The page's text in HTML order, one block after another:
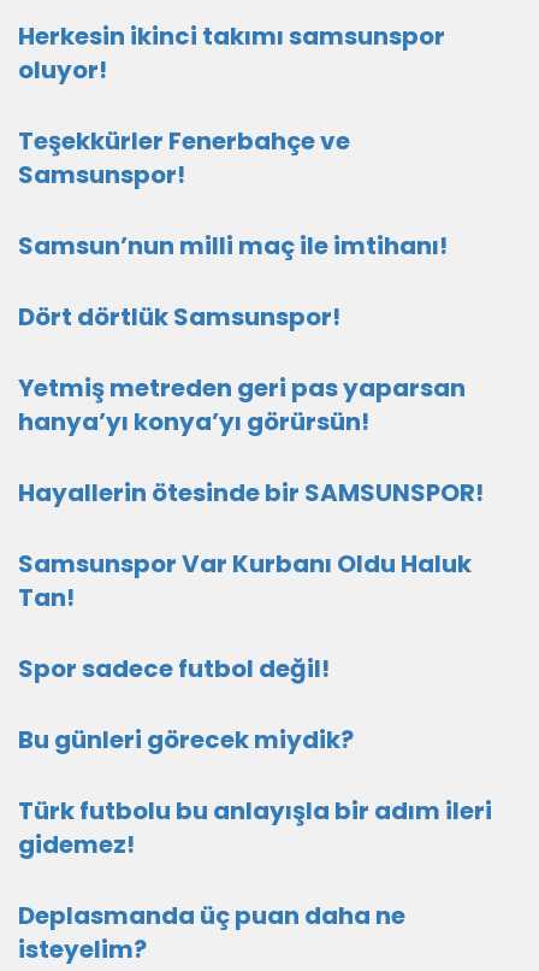
Herkesin ikinci takımı samsunspor
oluyor!
Teşekkürler Fenerbahçe ve
Samsunspor!
Samsun’nun milli maç ile imtihanı!
Dört dörtlük Samsunspor!
Yetmiş metreden geri pas yaparsan
hanya’yı konya’yı görürsün!
Hayallerin ötesinde bir SAMSUNSPOR!
Samsunspor Var Kurbanı Oldu Haluk
Tan!
Spor sadece futbol değil!
Bu günleri görecek miydik?
Türk futbolu bu anlayışla bir adım ileri
gidemez!
Deplasmanda üç puan daha ne
isteyelim?